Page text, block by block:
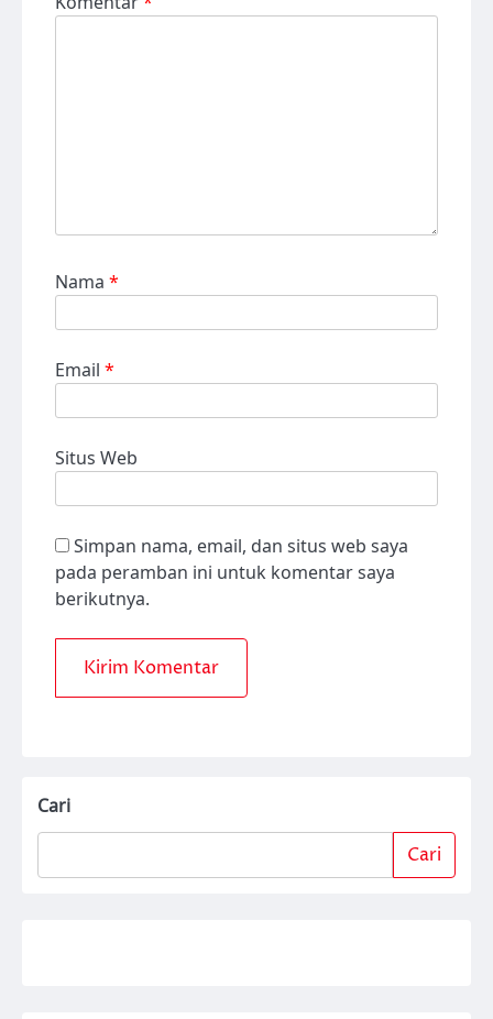
Nama *
Email *
Situs Web
Simpan nama, email, dan situs web saya
pada peramban ini untuk komentar saya
berikutnya.
Cari
Cari